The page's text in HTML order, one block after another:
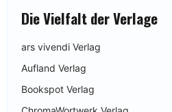
Die Vielfalt der Verlage
ars vivendi Verlag
Aufland Verlag
Bookspot Verlag